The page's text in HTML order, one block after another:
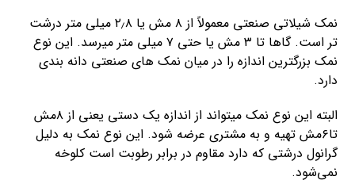
نمک شیلاتی صنعتی معمولاً از ۸ مش یا ۲٫۸ میلی متر درشت
تر است. گاها تا ۳ مش یا حتی ۷ میلی متر میرسد. این نوع
نمک بزرگترین اندازه را در میان نمک های صنعتی دانه بندی
دارد.
البته این نوع نمک میتواند از اندازه یک دستی یعنی از ۸مش
تا۶مش تهیه و به مشتری عرضه شود. این نوع نمک به دلیل
گرانول درشتی که دارد مقاوم در برابر رطوبت است کلوخه
نمی‌شود.